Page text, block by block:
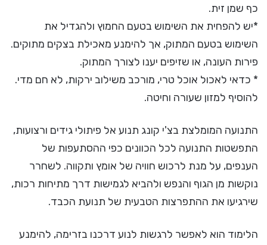
כף שמן זית.
*יש להפחית את השימוש בטעם החמוץ ולהגדיל את
השימוש בטעם המתוק, אך להימנע מאכילת בצקים מתוקים.
פירות העונה, או שזיפים יענו לצורך המתוק.
* כדאי לאכול אוכל טרי, מורכב משילוב ירקות, לא חם מדי.
להוסיף למזון שעורה וחיטה.
התנועה המומלצת בצ'י קונג תנוע אל פיתולי גידים ורצועות,
התפשטות התנועה לכל הכוונים כפי ההסתעפות של
הענפים, על מנת לרכוש חוויה של אומץ ותקווה. לשחרר
נוקשות מן הגוף והנפש ולהביא לגמישות דרך מתיחות רכות,
שירגיעו את ההתפרצות הטבעית של תנועת הכבד.
הלימוד הוא לאפשר לרגשות לנוע דרכנו בזרימה, להימנע